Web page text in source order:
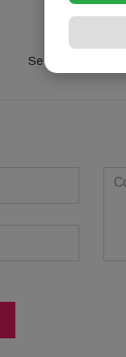
¡Sin
Se el primero en